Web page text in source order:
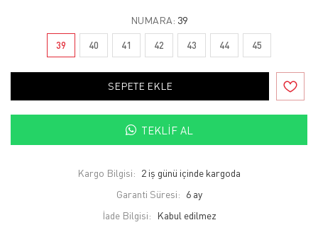
NUMARA: 39
39 40 41 42 43 44 45
SEPETE EKLE
TEKLIF AL
Kargo Bilgisi: 2 iş günü içinde kargoda
Garanti Süresi: 6 ay
İade Bilgisi: